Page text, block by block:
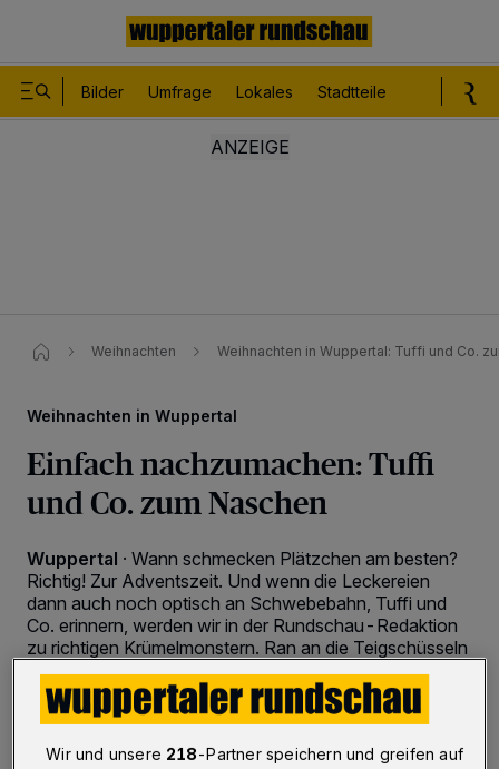
Bilder Umfrage Lokales Stadtteile
Weihnachten Weihnachten in Wuppertal: Tuffi und Co.
Weihnachten in Wuppertal
Einfach nachzumachen: Tuffi
und Co. zum Naschen
Wuppertal · Wann schmecken Plätzchen am besten?
Richtig! Zur Adventszeit. Und wenn die Leckereien
dann auch noch optisch an Schwebebahn, Tuffi und
Co. erinnern, werden wir in der Rundschau-Redaktion
zu richtigen Krümelmonstern. Ran an die Teigschüsseln
und Förmchen – hier kommt das Schokoplätzchen-
Rezept zum Nachbacken.
Wir und unsere 218-Partner speichern und greifen auf